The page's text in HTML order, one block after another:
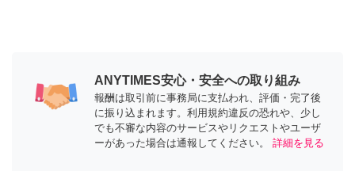
ANYTIMES安心・安全への取り組み
報酬は取引前に事務局に支払われ、評価・完了後
に振り込まれます。利用規約違反の恐れや、少し
でも不審な内容のサービスやリクエストやユーザ
ーがあった場合は通報してください。
詳細を見る